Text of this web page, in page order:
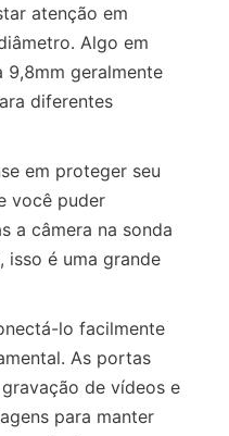
atenção em
Algo em
9,8mm geralmente
diferentes
em proteger seu
você puder
a câmera na sonda
isso é uma grande
lo facilmente
As portas
de vídeos e
para manter